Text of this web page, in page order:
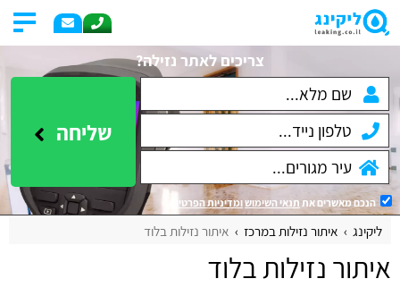
צריכים לאתר נזילה?
שליחה
הנכם מאשרים את תנאי השימושומדיניות הפרטיות
ליקינג איתור נזילות במרכז איתור נזילות בלוד
איתור נזילות בלוד